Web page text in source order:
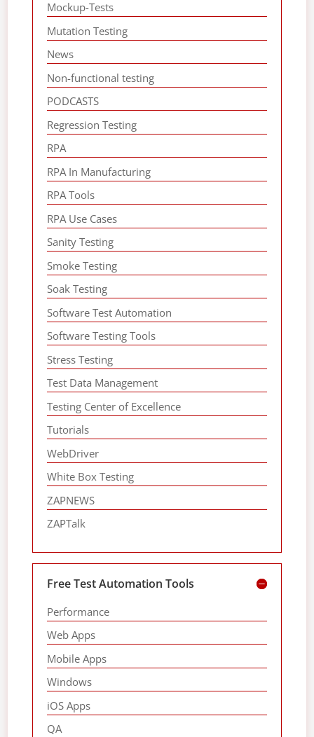
Mockup-Tests
Mutation Testing
News
Non-functional testing
PODCASTS
Regression Testing
RPA
RPA In Manufacturing
RPA Tools
RPA Use Cases
Sanity Testing
Smoke Testing
Soak Testing
Software Test Automation
Software Testing Tools
Stress Testing
Test Data Management
Testing Center of Excellence
Tutorials
WebDriver
White Box Testing
ZAPNEWS
ZAPTalk
Free Test Automation Tools
Performance
Web Apps
Mobile Apps
Windows
iOS Apps
QA